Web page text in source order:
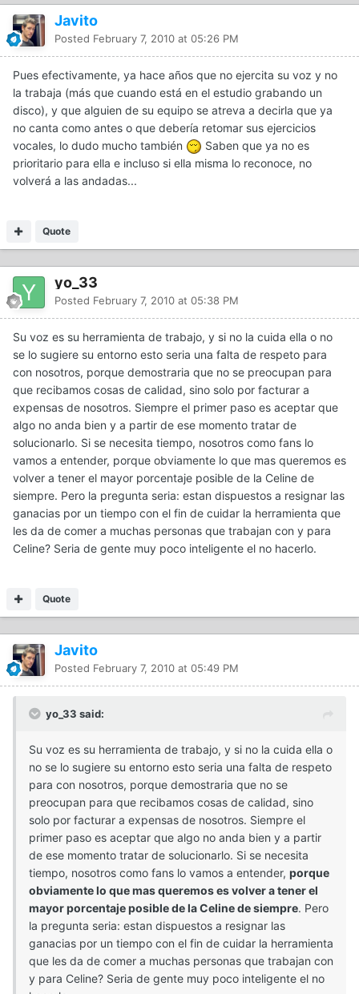
Javito
Posted February 7, 2010 at 05:26 PM
Pues efectivamente, ya hace años que no ejercita su voz y no
la trabaja (más que cuando está en el estudio grabando un
disco), y que alguien de su equipo se atreva a decirla que ya
no canta como antes o que debería retomar sus ejercicios
vocales, lo dudo mucho también
Saben que ya no es
prioritario para ella e incluso si ella misma lo reconoce, no
volverá a las andadas...
Quote
yo_33
Posted February 7, 2010 at 05:38 PM
Su voz es su herramienta de trabajo, y si no la cuida ella o no
se lo sugiere su entorno esto seria una falta de respeto para
con nosotros, porque demostraria que no se preocupan para
que recibamos cosas de calidad, sino solo por facturar a
expensas de nosotros. Siempre el primer paso es aceptar que
algo no anda bien y a partir de ese momento tratar de
solucionarlo. Si se necesita tiempo, nosotros como fans lo
vamos a entender, porque obviamente lo que mas queremos es
volver a tener el mayor porcentaje posible de la Celine de
siempre. Pero la pregunta seria: estan dispuestos a resignar las
ganacias por un tiempo con el fin de cuidar la herramienta que
les da de comer a muchas personas que trabajan con y para
Celine? Seria de gente muy poco inteligente el no hacerlo.
Quote
Javito
Posted February 7, 2010 at 05:49 PM
yo_33 said:
Su voz es su herramienta de trabajo, y si no la cuida ella o
no se lo sugiere su entorno esto seria una falta de respeto
para con nosotros, porque demostraria que no se
preocupan para que recibamos cosas de calidad, sino
solo por facturar a expensas de nosotros. Siempre el
primer paso es aceptar que algo no anda bien y a partir
de ese momento tratar de solucionarlo. Si se necesita
tiempo, nosotros como fans lo vamos a entender, porque
obviamente lo que mas queremos es volver a tener el
mayor porcentaje posible de la Celine de siempre. Pero
la pregunta seria: estan dispuestos a resignar las
ganacias por un tiempo con el fin de cuidar la herramienta
que les da de comer a muchas personas que trabajan con
y para Celine? Seria de gente muy poco inteligente el no